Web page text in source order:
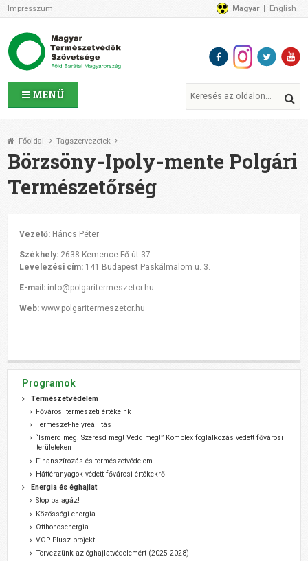
MENÜ
Impresszum Magyar English
Az MTVSZ-ről
Programok
MTVSZ ügyek és események
Tagszervezetek
Támogatóink
CSATLAKOZZ hozzánk!
Elérhetőségeink
Támogatás
Főoldal Tagszervezetek
Börzsöny-Ipoly-mente Polgári
Természetőrség
Vezető: Háncs Péter
Székhely: 2638 Kemence Fő út 37.
Levelezési cím: 141 Budapest Paskálmalom u. 3.
E-mail: info@polgaritermeszetor.hu
Web: www.polgaritermeszetor.hu
Programok
Természetvédelem
Fővárosi természeti értékeink
Természet-helyreállítás
“Ismerd meg! Szeresd meg! Védd meg!” Komplex foglalkozás védett fővárosi
területeken
Finanszírozás és természetvédelem
Háttéranyagok védett fővárosi értékekről
Energia és éghajlat
Stop palagáz!
Közösségi energia
Otthonosenergia
VOP Plusz projekt
Tervezzünk az éghajlatvédelemért (2025-2028)